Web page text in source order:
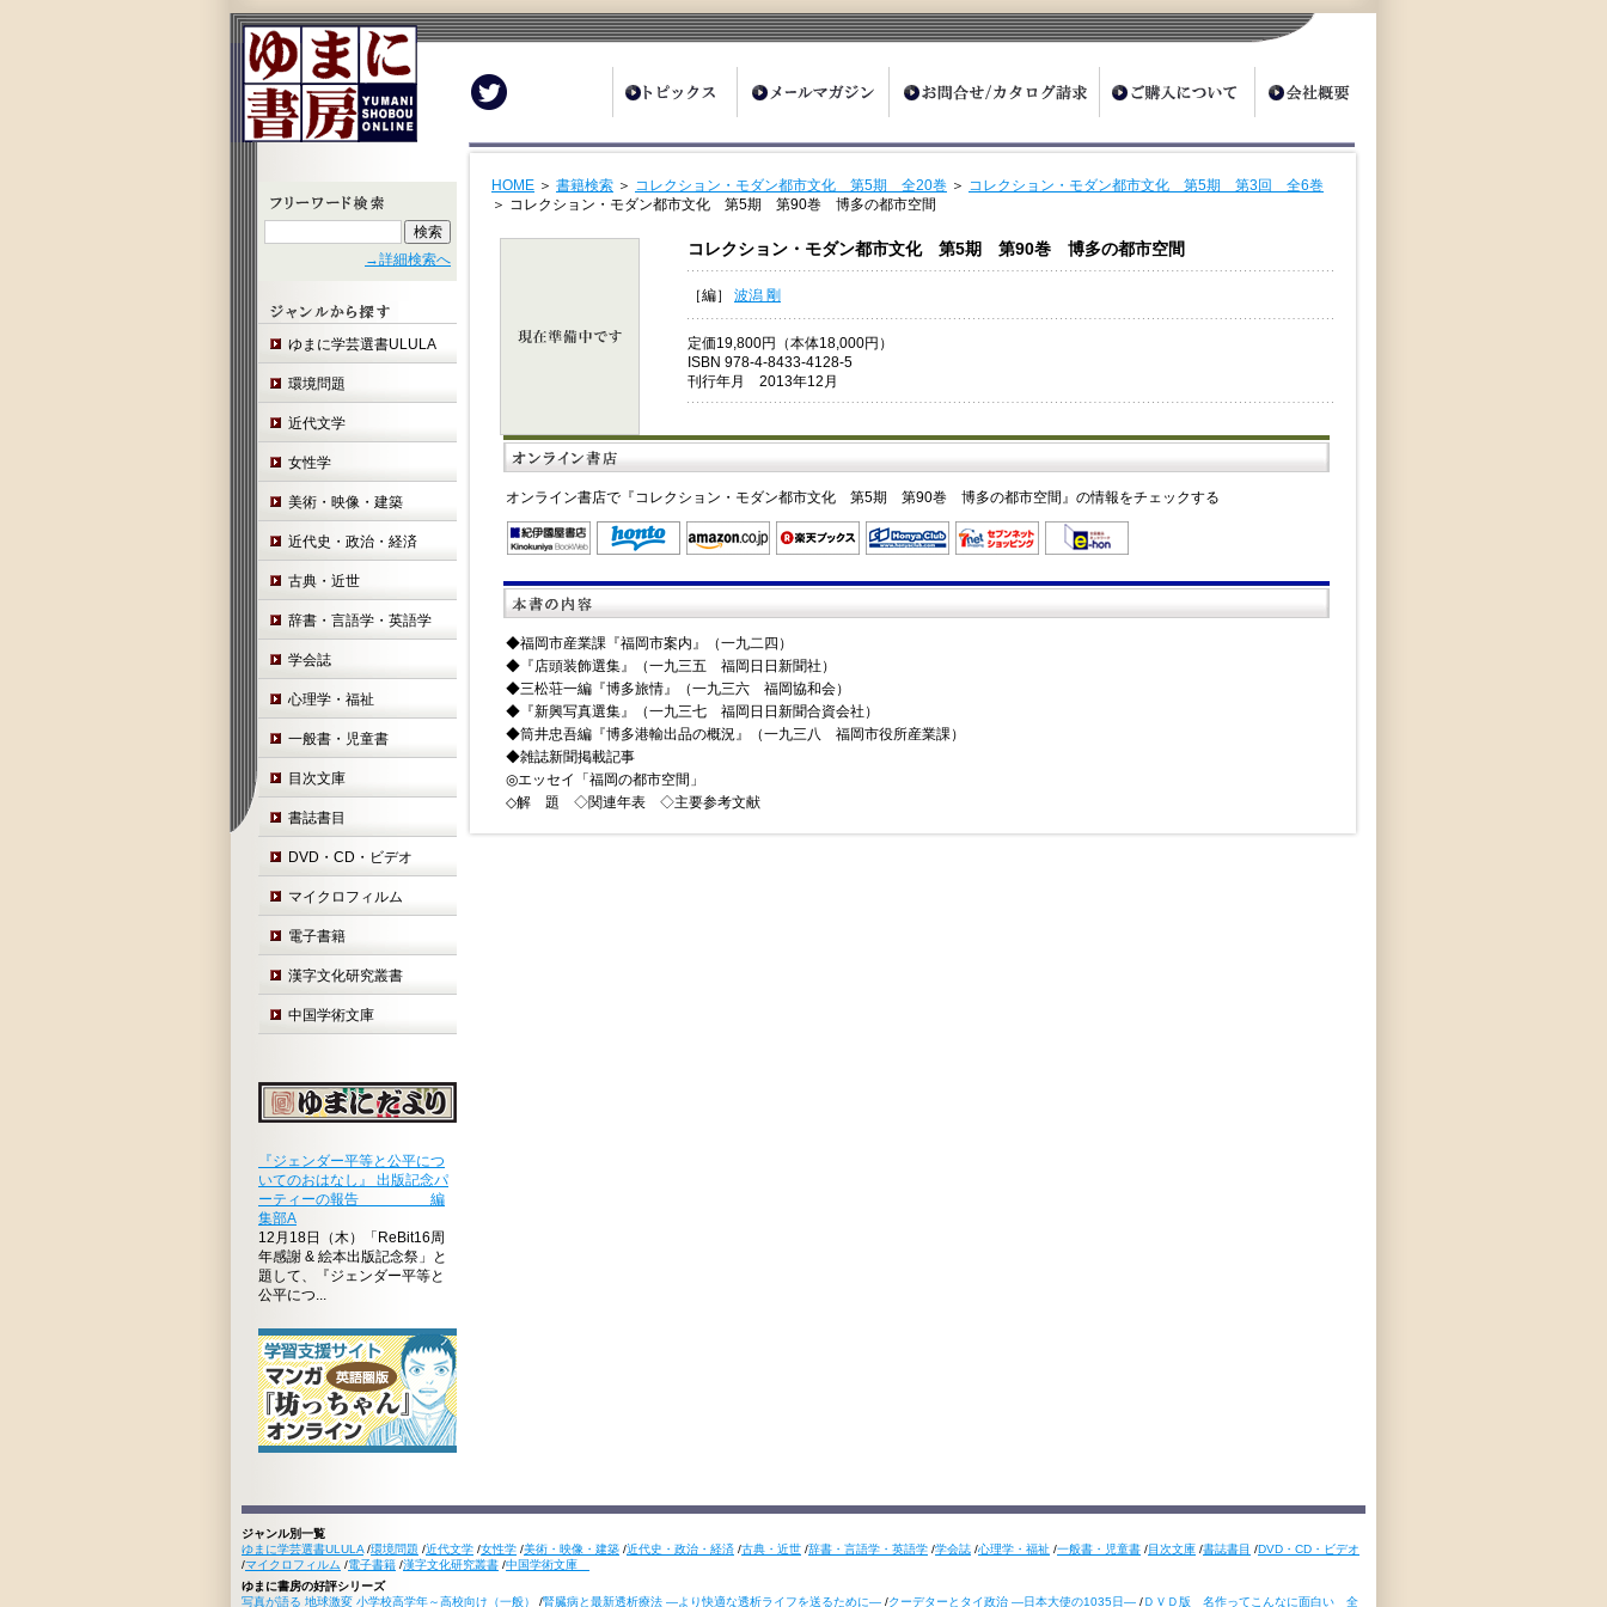
→詳細検索へ
ゆまに学芸選書ULULA
環境問題
近代文学
女性学
美術・映像・建築
近代史・政治・経済
古典・近世
辞書・言語学・英語学
学会誌
心理学・福祉
一般書・児童書
目次文庫
書誌書目
DVD・CD・ビデオ
マイクロフィルム
電子書籍
漢字文化研究叢書
中国学術文庫
『ジェンダー平等と公平につ
いてのおはなし』 出版記念パ
ーティーの報告 編
集部A
12月18日（木）「ReBit16周
年感謝 & 絵本出版記念祭」と
題して、『ジェンダー平等と
公平につ...
HOME ＞ 書籍検索 ＞ コレクション・モダン都市文化 第5期 全20巻 ＞ コレクション・モダン都市文化 第5期 第3回 全6巻
＞ コレクション・モダン都市文化 第5期 第90巻 博多の都市空間
コレクション・モダン都市文化 第5期 第90巻 博多の都市空間
［編］ 波潟 剛
定価19,800円（本体18,000円）
ISBN 978-4-8433-4128-5
刊行年月 2013年12月
オンライン書店で『コレクション・モダン都市文化 第5期 第90巻 博多の都市空間』の情報をチェックする
◆福岡市産業課『福岡市案内』（一九二四）
◆『店頭装飾選集』（一九三五 福岡日日新聞社）
◆三松荘一編『博多旅情』（一九三六 福岡協和会）
◆『新興写真選集』（一九三七 福岡日日新聞合資会社）
◆筒井忠吾編『博多港輸出品の概況』（一九三八 福岡市役所産業課）
◆雑誌新聞掲載記事
◎エッセイ「福岡の都市空間」
◇解 題 ◇関連年表 ◇主要参考文献
ジャンル別一覧
ゆまに学芸選書ULULA /環境問題 /近代文学 /女性学 /美術・映像・建築 /近代史・政治・経済 /古典・近世 /辞書・言語学・英語学 /学会誌 /心理学・福祉 /一般書・児童書 /目次文庫 /書誌書目 /DVD・CD・ビデオ
/マイクロフィルム /電子書籍 /漢字文化研究叢書 /中国学術文庫
ゆまに書房の好評シリーズ
写真が語る 地球激変 小学校高学年～高校向け（一般）
/腎臓病と最新透析療法 ―より快適な透析ライフを送るために― /クーデターとタイ政治 ―日本大使の1035日― /ＤＶＤ版 名作ってこんなに面白い 全